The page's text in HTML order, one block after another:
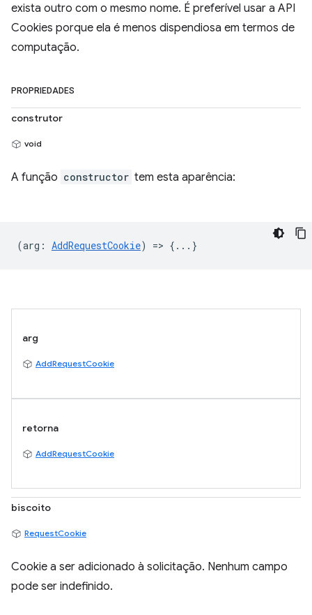
exista outro com o mesmo nome. É preferível usar a API
Cookies porque ela é menos dispendiosa em termos de
computação.
PROPRIEDADES
construtor
void
A função constructor tem esta aparência:
(arg : AddRequestCookie) => {...}
arg
AddRequestCookie
retorna
AddRequestCookie
biscoito
RequestCookie
Cookie a ser adicionado à solicitação. Nenhum campo
pode ser indefinido.